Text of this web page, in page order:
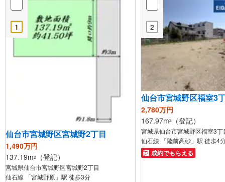
1
仙台市宮城野区宮城野2丁目
1,490万円
137.19m2 （登記）
宮城県仙台市宮城野区宮城野2丁目
仙石線 「宮城野原」駅 徒歩3分
2
仙台市宮城野区福室3
2,780万円
167.97m2 （登記）
宮城県仙台市宮城野区福室3丁
仙石線 「陸前高砂」駅 徒歩4
成約でもらえる